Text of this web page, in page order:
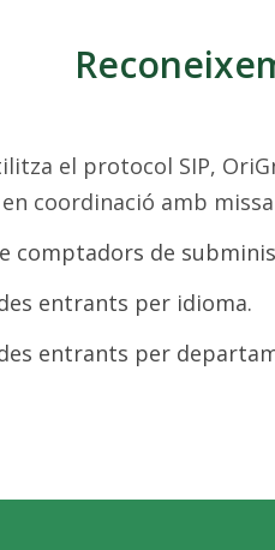
el protocol SIP,
coordinació amb
comptadors de
entrants per idioma.
entrants per